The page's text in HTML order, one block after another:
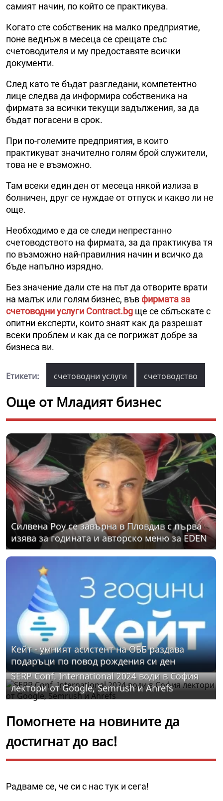
самият начин, по който се практикува.
Когато сте собственик на малко предприятие,
поне веднъж в месеца се срещате със
счетоводителя и му предоставяте всички
документи.
След като те бъдат разгледани, компетентно
лице следва да информира собственика на
фирмата за всички текущи задължения, за да
бъдат погасени в срок.
При по-големите предприятия, в които
практикуват значително голям брой служители,
това не е възможно.
Там всеки един ден от месеца някой излиза в
болничен, друг се нуждае от отпуск и какво ли не
още.
Необходимо е да се следи непрестанно
счетоводството на фирмата, за да практикува тя
по възможно най-правилния начин и всичко да
бъде напълно изрядно.
Без значение дали сте на път да отворите врати
на малък или голям бизнес, във фирмата за
счетоводни услуги Contract.bg ще се сблъскате с
опитни експерти, които знаят как да разрешат
всеки проблем и как да се погрижат добре за
бизнеса ви.
Етикети: счетоводни услуги счетоводство
Още от Младият бизнес
Силвена Роу се завърна в Пловдив с първа
изява за годината и авторско меню за EDEN
Кейт - умният асистент на ОББ раздава
подаръци по повод рождения си ден
SERP Conf. International 2024 води в София
лектори от Google, Semrush и Ahrefs
Помогнете на новините да
достигнат до вас!
Радваме се, че си с нас тук и сега!